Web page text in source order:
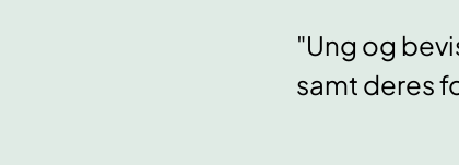
"Ung og
samt deres